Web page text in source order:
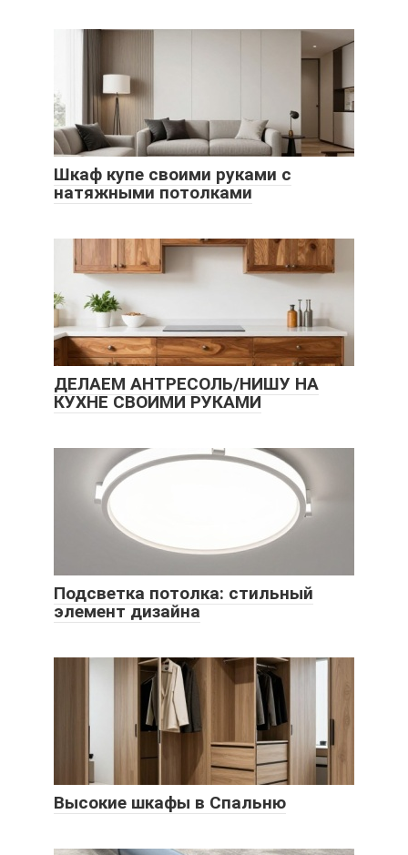
Шкаф купе своими руками с
натяжными потолками
ДЕЛАЕМ АНТРЕСОЛЬ/НИШУ НА
КУХНЕ СВОИМИ РУКАМИ
Подсветка потолка: стильный
элемент дизайна
Высокие шкафы в Спальню